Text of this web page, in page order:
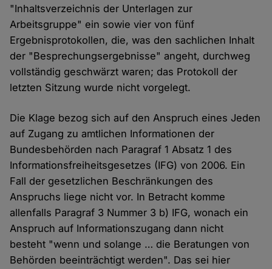
"Inhaltsverzeichnis der Unterlagen zur
Arbeitsgruppe" ein sowie vier von fünf
Ergebnisprotokollen, die, was den sachlichen Inhalt
der "Besprechungsergebnisse" angeht, durchweg
vollständig geschwärzt waren; das Protokoll der
letzten Sitzung wurde nicht vorgelegt.
Die Klage bezog sich auf den Anspruch eines Jeden
auf Zugang zu amtlichen Informationen der
Bundesbehörden nach Paragraf 1 Absatz 1 des
Informationsfreiheitsgesetzes (IFG) von 2006. Ein
Fall der gesetzlichen Beschränkungen des
Anspruchs liege nicht vor. In Betracht komme
allenfalls Paragraf 3 Nummer 3 b) IFG, wonach ein
Anspruch auf Informationszugang dann nicht
besteht "wenn und solange … die Beratungen von
Behörden beeinträchtigt werden". Das sei hier